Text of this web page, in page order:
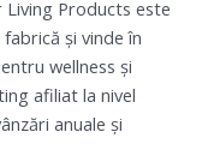
Living Products este
și vinde în
wellness și
afiliat la nivel
anuale și